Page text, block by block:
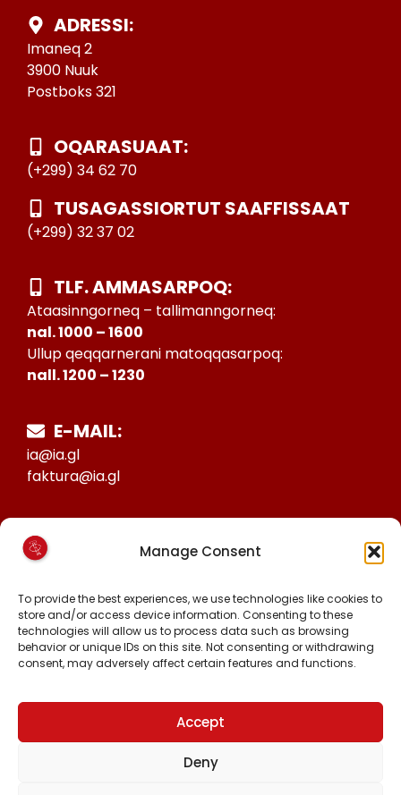
Manage Consent
To provide the best experiences, we use technologies like cookies to
store and/or access device information. Consenting to these
technologies will allow us to process data such as browsing
behavior or unique IDs on this site. Not consenting or withdrawing
consent, may adversely affect certain features and functions.
Accept
Deny
ADRESSI:
Imaneq 2
3900 Nuuk
Postboks 321
OQARASUAAT:
(+299) 34 62 70
TUSAGASSIORTUT SAAFFISSAAT
(+299) 32 37 02
TLF. AMMASARPOQ:
Ataasinngorneq – tallimanngorneq:
nal. 1000 – 1600
Ullup qeqqarnerani matoqqasarpoq:
nall. 1200 – 1230
E-MAIL:
ia@ia.gl
faktura@ia.gl
25027388
KONTO NR:
6471-1511626
MALINNAAVIGISIGUT
TIKTOK